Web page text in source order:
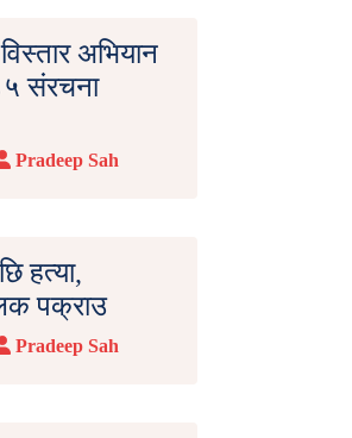
अभियान
संरचना
Pradeep Sah
हत्या,
पक्राउ
Pradeep Sah